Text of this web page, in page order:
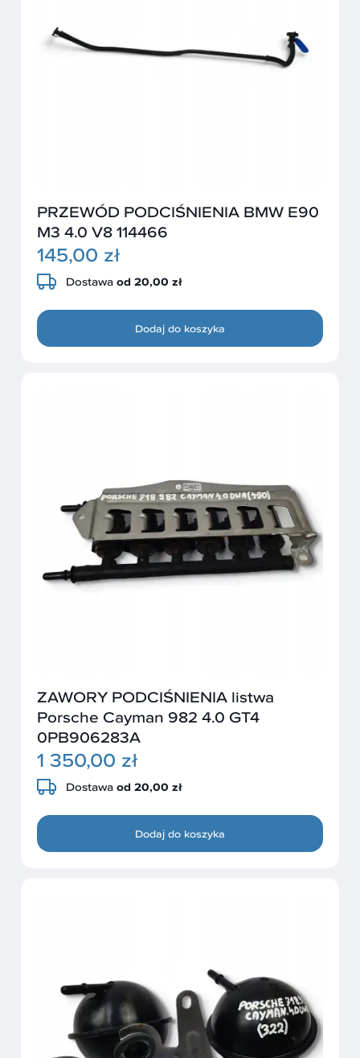
PRZEWÓD PODCIŚNIENIA BMW E90
M3 4.0 V8 114466
145,00 zł
Dostawa od 20,00 zł
Dodaj do koszyka
ZAWORY PODCIŚNIENIA listwa
Porsche Cayman 982 4.0 GT4
0PB906283A
1 350,00 zł
Dostawa od 20,00 zł
Dodaj do koszyka